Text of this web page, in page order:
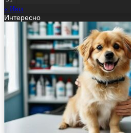
« Июл
Интересно